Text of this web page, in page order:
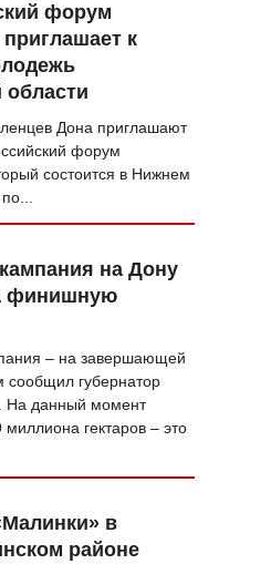
ВОПРОС НЕДЕЛИ
ТАМ И ТУТ
СТИЛЬ ЖИЗНИ
КУЛЬТ ЕДЫ
ЖУРНАЛ
форум
к
области
Дона приглашают
форум
состоится в Нижнем
на Дону
финишную
– на завершающей
сообщил губернатор
данный момент
гектаров – это
в
районе